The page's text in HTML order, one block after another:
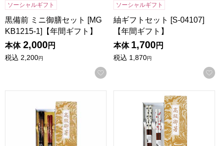
ソーシャルギフト
黒備前 ミニ御膳セット [MG
KB1215-1]【年間ギフト】
本体 2,000円
税込 2,200円
お気に入りに登録する
ソーシャルギフト
紬ギフトセット [S-04107]
【年間ギフト】
本体 1,700円
税込 1,870円
天丸陶華ギフトセット [S-